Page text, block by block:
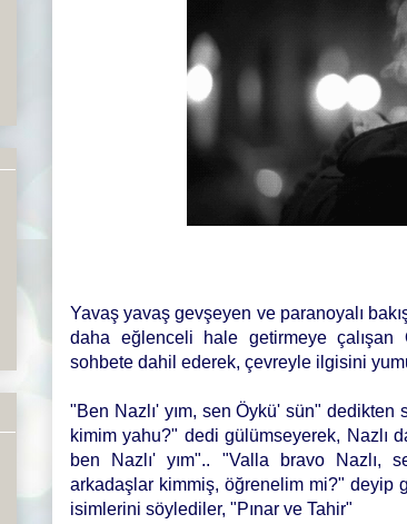
Yavaş yavaş gevşeyen ve paranoyalı
daha eğlenceli hale getirmeye çalışan
sohbete dahil ederek, çevreyle ilgisini
"Ben Nazlı' yım, sen Öykü' sün" dedikten
kimim yahu?" dedi gülümseyerek, Nazlı
ben Nazlı' yım".. "Valla bravo
arkadaşlar kimmiş, öğrenelim mi?" deyip
isimlerini söylediler, "Pınar ve Tahir"